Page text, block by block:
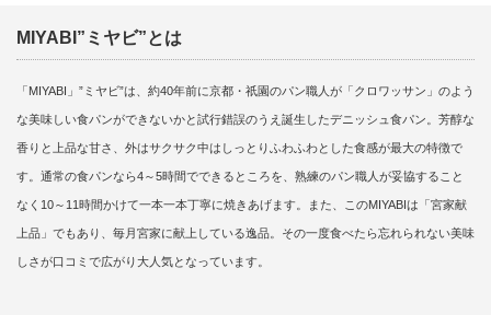
MIYABI”ミヤビ”とは
「MIYABI」”ミヤビ”は、約40年前に京都・祇園のパン職人が「クロワッサン」のよう
な美味しい食パンができないかと試行錯誤のうえ誕生したデニッシュ食パン。芳醇な
香りと上品な甘さ、外はサクサク中はしっとりふわふわとした食感が最大の特徴で
す。通常の食パンなら4～5時間でできるところを、熟練のパン職人が妥協すること
なく10～11時間かけて一本一本丁寧に焼きあげます。また、このMIYABIは「宮家献
上品」でもあり、毎月宮家に献上している逸品。その一度食べたら忘れられない美味
しさが口コミで広がり大人気となっています。